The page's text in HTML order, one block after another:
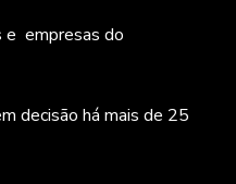
e empresas do
decisão há mais de 25